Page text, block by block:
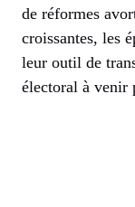
de réformes
croissantes, les
leur outil de
électoral à venir